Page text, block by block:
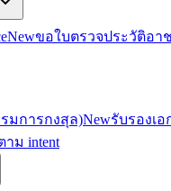
Newขอใบตรวจประวัติอา
มการกงสุล)Newรับรองเ
ม intent